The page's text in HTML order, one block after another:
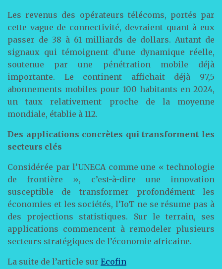
Les revenus des opérateurs télécoms, portés par
cette vague de connectivité, devraient quant à eux
passer de 38 à 61 milliards de dollars. Autant de
signaux qui témoignent d’une dynamique réelle,
soutenue par une pénétration mobile déjà
importante. Le continent affichait déjà 97,5
abonnements mobiles pour 100 habitants en 2024,
un taux relativement proche de la moyenne
mondiale, établie à 112.
Des applications concrètes qui transforment les
secteurs clés
Considérée par l’UNECA comme une « technologie
de frontière », c’est-à-dire une innovation
susceptible de transformer profondément les
économies et les sociétés, l’IoT ne se résume pas à
des projections statistiques. Sur le terrain, ses
applications commencent à remodeler plusieurs
secteurs stratégiques de l’économie africaine.
La suite de l’article sur Ecofin